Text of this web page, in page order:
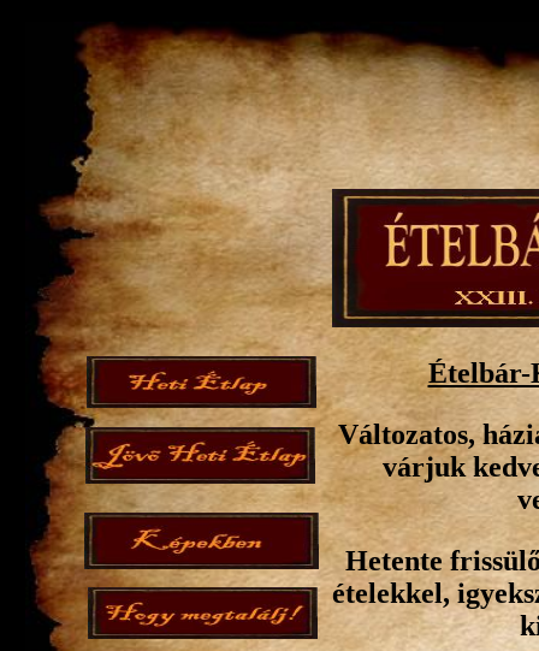
Ételbár-
Változatos,
várjuk
Hetente
ételekkel,